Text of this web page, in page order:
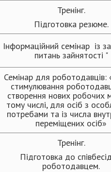
Тренінг.
Підготовка резюме.
Інформаційний семінар із
питань зайнятості "
Семінар для
стимулювання
створення нових робочих
тому числі, для осіб з
потребами та із числа
переміщених осіб»
Тренінг.
Підготовка до
роботодавцем.